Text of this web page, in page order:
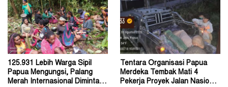
125.931 Lebih Warga Sipil
Papua Mengungsi, Palang
Merah Internasional Diminta
Tentara Organisasi Papua
Merdeka Tembak Mati 4
Pekerja Proyek Jalan Nasional